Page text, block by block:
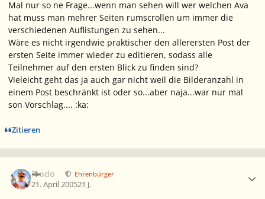
Mal nur so ne Frage...wenn man sehen will wer welchen Ava
hat muss man mehrer Seiten rumscrollen um immer die
verschiedenen Auflistungen zu sehen...
Wäre es nicht irgendwie praktischer den allerersten Post der
ersten Seite immer wieder zu editieren, sodass alle
Teilnehmer auf den ersten Blick zu finden sind?
Vieleicht geht das ja auch gar nicht weil die Bilderanzahl in
einem Post beschränkt ist oder so...aber naja...war nur mal
son Vorschlag.... :ka:
Zitieren
Frodo Ehrenbürger
21. April 200521 J.